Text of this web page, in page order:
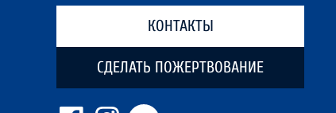
КОНТАКТЫ
СДЕЛАТЬ ПОЖЕРТВОВАНИЕ